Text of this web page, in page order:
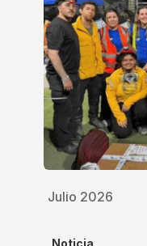
Julio 2026
Noticia